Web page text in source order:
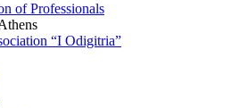
of Professionals
“I Odigitria”